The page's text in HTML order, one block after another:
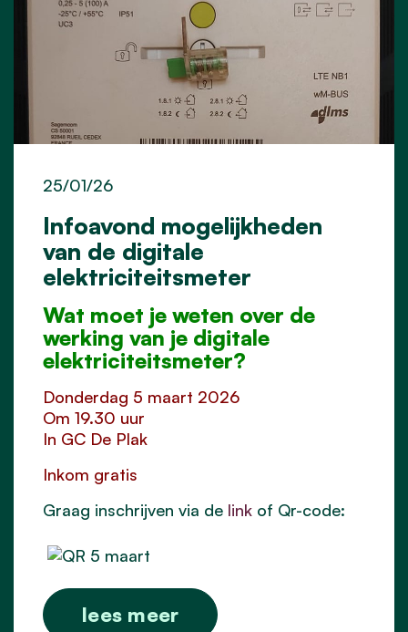
Infoavond mogelijkheden
van de digitale
elektriciteitsmeter
25/01/26
Wat moet je weten over de
werking van je digitale
elektriciteitsmeter?
Donderdag 5 maart 2026
Om 19.30 uur
In GC De Plak
Inkom gratis
Graag inschrijven via de link of Qr-code:
lees meer